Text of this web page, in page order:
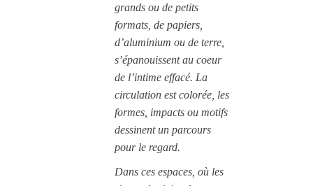
grands ou de petits
formats, de papiers,
d’aluminium ou de terre,
s’épanouissent au coeur
de l’intime effacé. La
circulation est colorée, les
formes, impacts ou motifs
dessinent un parcours
pour le regard.
Dans ces espaces, où les